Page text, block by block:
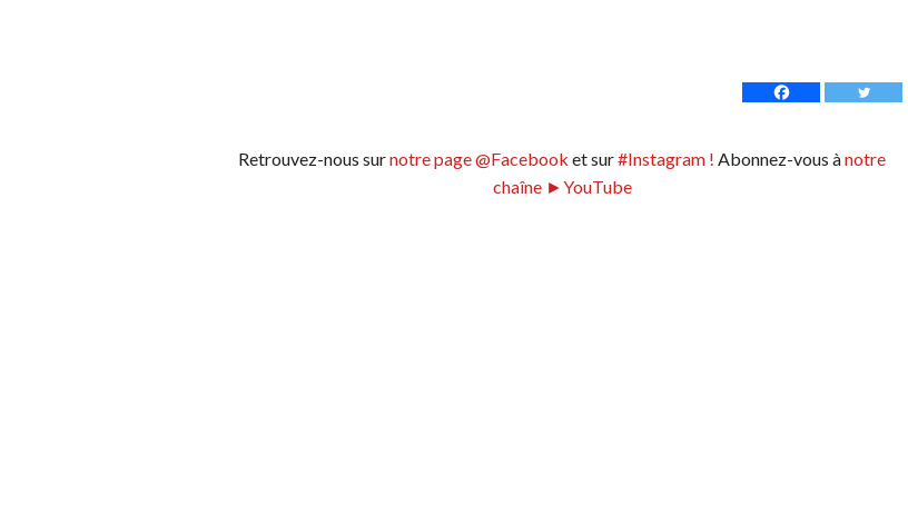
Retrouvez-nous surnotre page @Facebook et sur#Instagram ! Abonnez-vous ànotre
chaîne ►YouTube